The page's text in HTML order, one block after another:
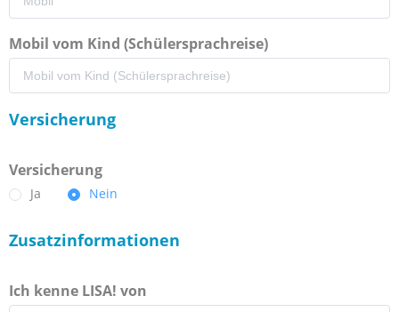
Mobil vom Kind (Schülersprachreise)
Versicherung
Versicherung
Ja Nein
Zusatzinformationen
Ich kenne LISA! von